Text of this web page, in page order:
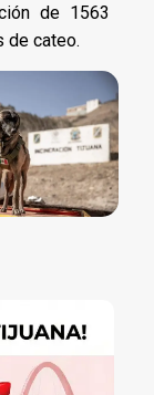
de 1563
de cateo.